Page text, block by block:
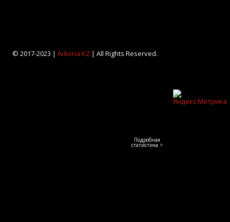
© 2017-2023 | Arkona KZ| All Rights Reserved.
Подробная
статистика >